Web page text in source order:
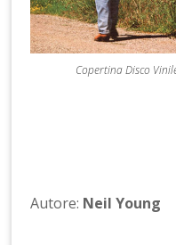
Copertina Disco
Autore: Neil Young